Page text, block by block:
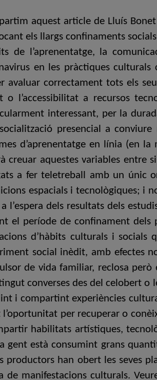
aquest article de Lluís
els llargs confinaments
de l’aprenentatge, la
en les pràctiques culturals
avaluar correctament tots els
o l’accessibilitat a recursos
interessant, per la
presencial a
d’aprenentatge en línia (en
creuar aquestes variables
a fer teletreball amb un únic
espacials i tecnològiques; i
l’espera dels resultats dels
el període de confinament dels
d’hàbits culturals i
social inèdit, amb efectes
de vida familiar, reclosa
converses des del celobert o
i compartint experiències
l’oportunitat per recuperar o
habilitats artístiques,
gent està consumint grans
productors han obert les seves
de manifestacions culturals.